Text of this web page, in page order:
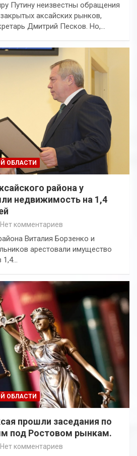
Путину неизвестны обращения
аксайских рынков,
Дмитрий Песков. Но,…
ОБЛАСТИ
района у
недвижимость на 1,4
Нет комментариев
Виталия Борзенко и
арестовали имущество
1,4…
ОБЛАСТИ
прошли заседания по
под Ростовом рынкам.
Нет комментариев